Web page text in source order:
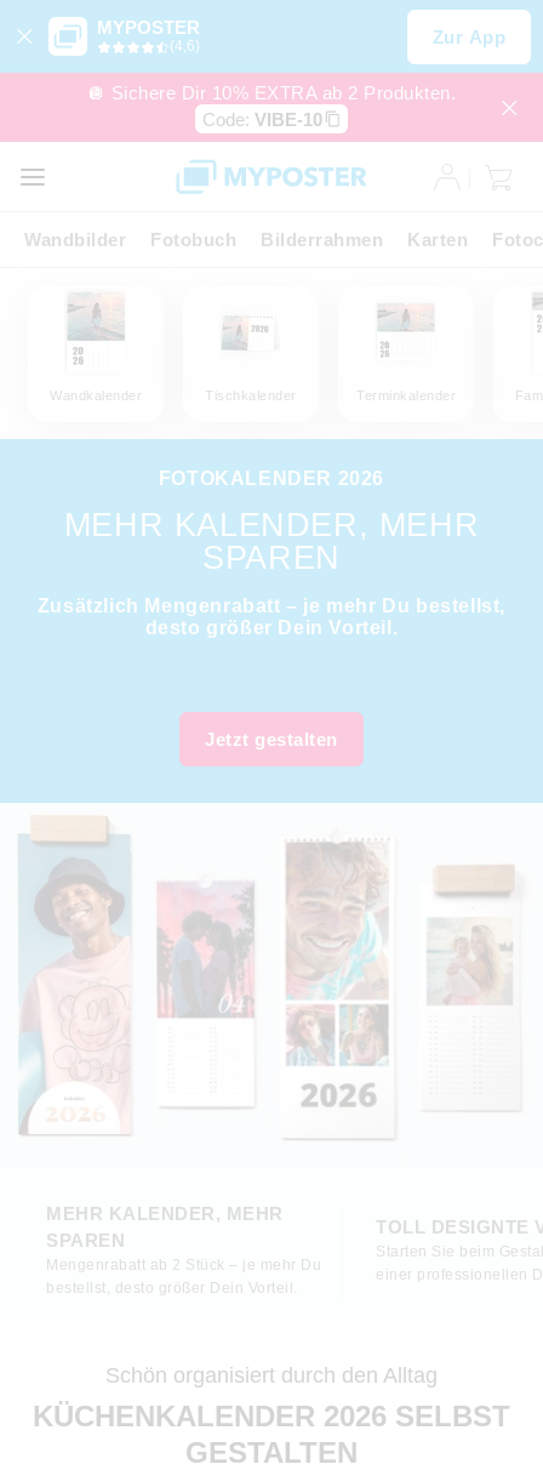
MYPOSTER
(4,6) Zur App
🪩 Sichere Dir 10% EXTRA ab 2 Produkten.
Code: VIBE-10
Wandbilder Fotobuch Bilderrahmen Karten
Wandkalender Tischkalender Terminkalender
FOTOKALENDER 2026
MEHR KALENDER, MEHR
SPAREN
Zusätzlich Mengenrabatt – je mehr Du bestellst,
desto größer Dein Vorteil.
Jetzt gestalten
MEHR KALENDER, MEHR
SPAREN
Mengenrabatt ab 2 Stück – je mehr Du
bestellst, desto größer Dein Vorteil.
TOLL DESIGNTE
Starten Sie beim
einer professionellen
Schön organisiert durch den Alltag
KÜCHENKALENDER 2026 SELBST
GESTALTEN